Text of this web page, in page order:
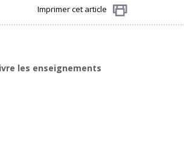
Imprimer cet article
les enseignements